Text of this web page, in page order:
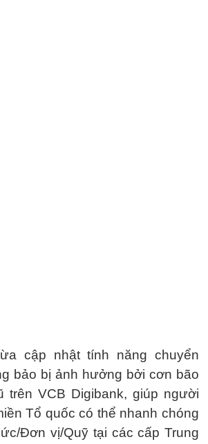
cập nhật tính năng chuyển
bảo bị ảnh hưởng bởi cơn bão
trên VCB Digibank, giúp người
Tổ quốc có thể nhanh chóng
Đơn vị/Quỹ tại các cấp Trung